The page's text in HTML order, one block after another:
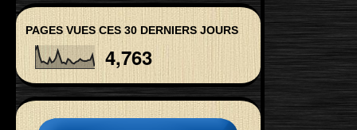
PAGES VUES CES 30 DERNIERS JOURS
4,763